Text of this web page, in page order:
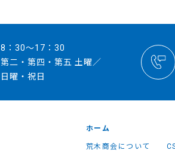
8：30～17：30
第二・第四・第五 土曜／
日曜・祝日
ホーム
荒木商会について